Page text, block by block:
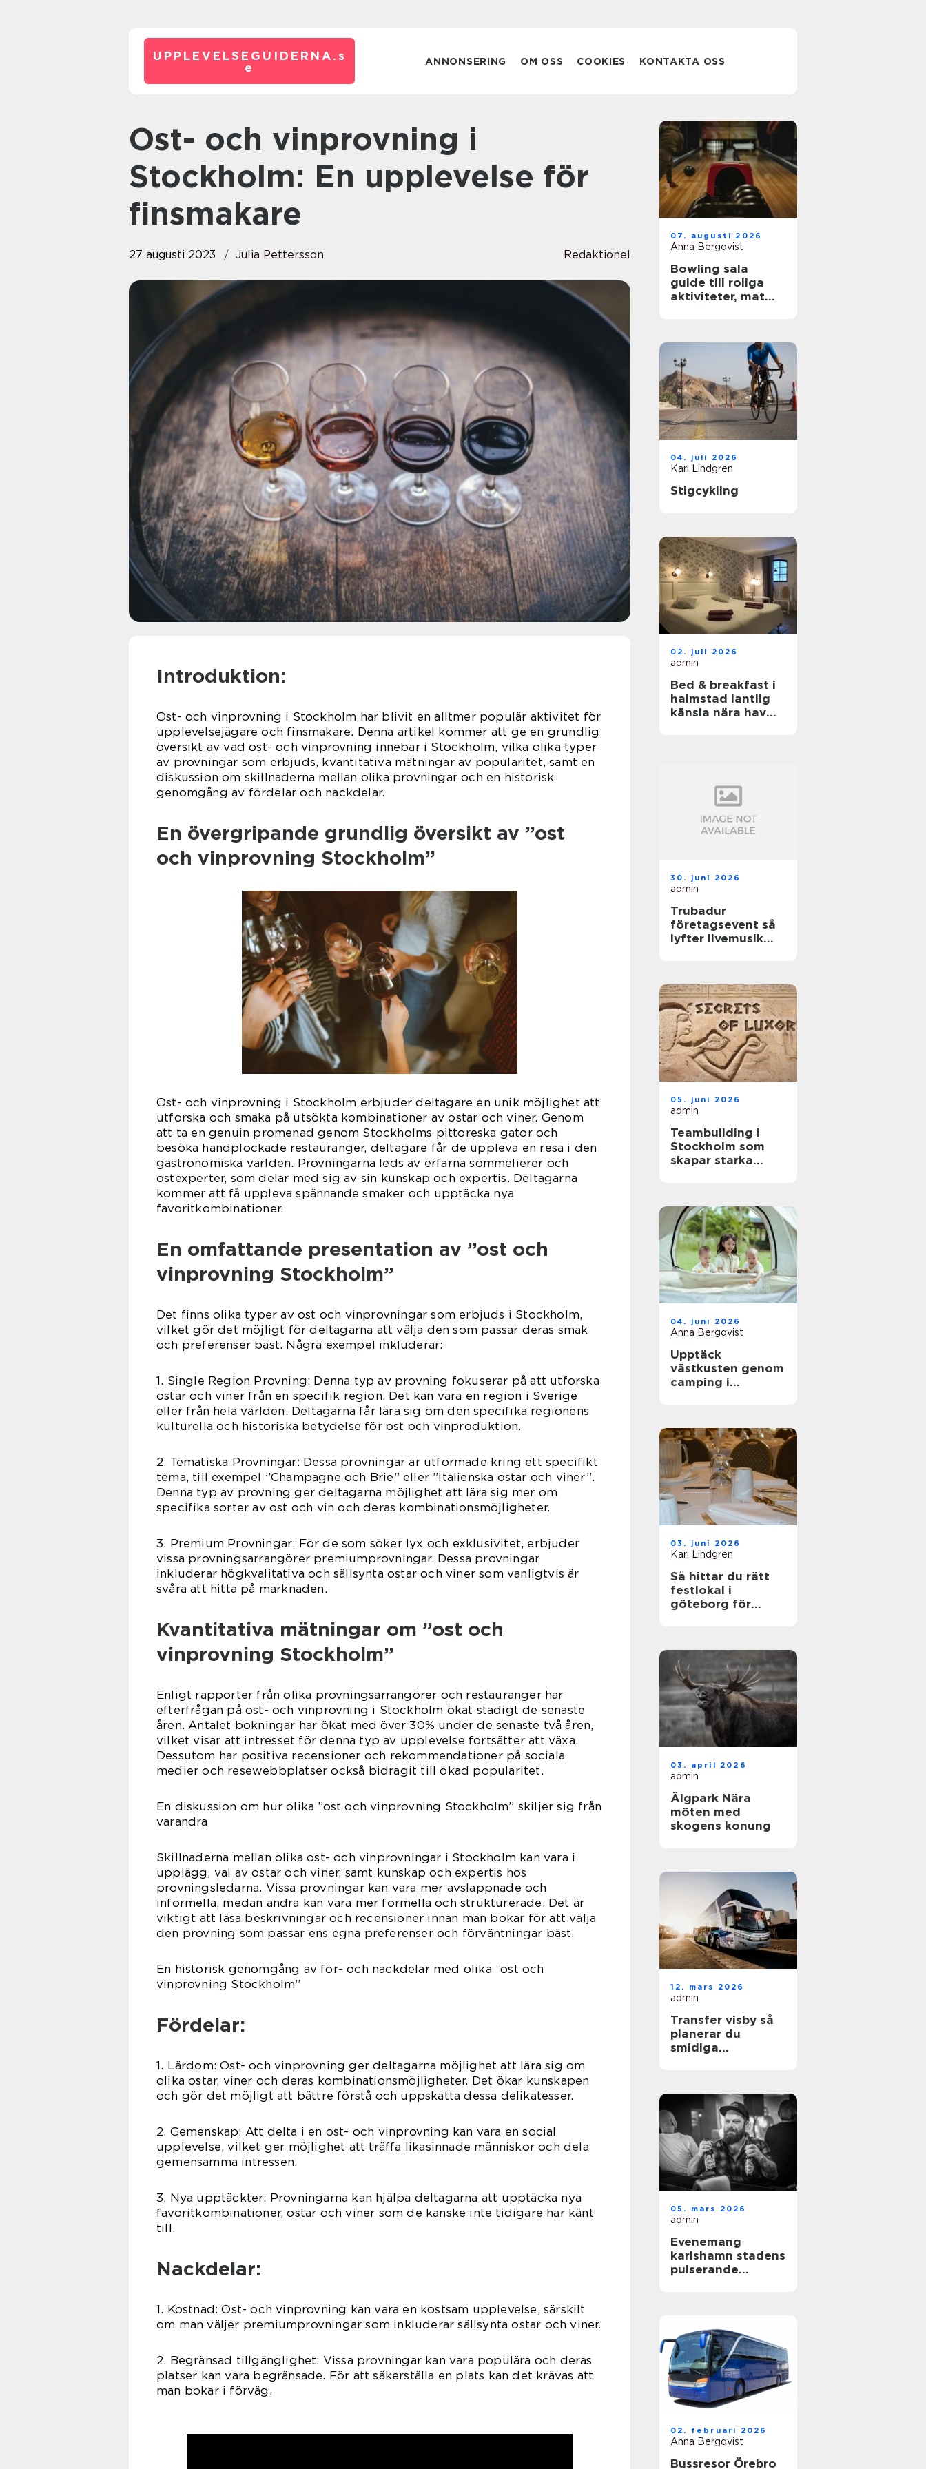
UPPLEVELSEGUIDERNA. s
e
ANNONSERING OM OSS COOKIES KONTAKTA OSS
Ost- och vinprovning i
Stockholm: En upplevelse för
finsmakare
27 augusti 2023 Julia Pettersson Redaktionel
Introduktion:
Ost- och vinprovning i Stockholm har blivit en alltmer populär aktivitet för
upplevelsejägare och finsmakare. Denna artikel kommer att ge en grundlig
översikt av vad ost- och vinprovning innebär i Stockholm, vilka olika typer
av provningar som erbjuds, kvantitativa mätningar av popularitet, samt en
diskussion om skillnaderna mellan olika provningar och en historisk
genomgång av fördelar och nackdelar.
En övergripande grundlig översikt av ”ost
och vinprovning Stockholm”
Ost- och vinprovning i Stockholm erbjuder deltagare en unik möjlighet att
utforska och smaka på utsökta kombinationer av ostar och viner. Genom
att ta en genuin promenad genom Stockholms pittoreska gator och
besöka handplockade restauranger, deltagare får de uppleva en resa i den
gastronomiska världen. Provningarna leds av erfarna sommelierer och
ostexperter, som delar med sig av sin kunskap och expertis. Deltagarna
kommer att få uppleva spännande smaker och upptäcka nya
favoritkombinationer.
En omfattande presentation av ”ost och
vinprovning Stockholm”
Det finns olika typer av ost och vinprovningar som erbjuds i Stockholm,
vilket gör det möjligt för deltagarna att välja den som passar deras smak
och preferenser bäst. Några exempel inkluderar:
1. Single Region Provning: Denna typ av provning fokuserar på att utforska
ostar och viner från en specifik region. Det kan vara en region i Sverige
eller från hela världen. Deltagarna får lära sig om den specifika regionens
kulturella och historiska betydelse för ost och vinproduktion.
2. Tematiska Provningar: Dessa provningar är utformade kring ett specifikt
tema, till exempel ”Champagne och Brie” eller ”Italienska ostar och viner”.
Denna typ av provning ger deltagarna möjlighet att lära sig mer om
specifika sorter av ost och vin och deras kombinationsmöjligheter.
3. Premium Provningar: För de som söker lyx och exklusivitet, erbjuder
vissa provningsarrangörer premiumprovningar. Dessa provningar
inkluderar högkvalitativa och sällsynta ostar och viner som vanligtvis är
svåra att hitta på marknaden.
Kvantitativa mätningar om ”ost och
vinprovning Stockholm”
Enligt rapporter från olika provningsarrangörer och restauranger har
efterfrågan på ost- och vinprovning i Stockholm ökat stadigt de senaste
åren. Antalet bokningar har ökat med över 30% under de senaste två åren,
vilket visar att intresset för denna typ av upplevelse fortsätter att växa.
Dessutom har positiva recensioner och rekommendationer på sociala
medier och resewebbplatser också bidragit till ökad popularitet.
En diskussion om hur olika ”ost och vinprovning Stockholm” skiljer sig från
varandra
Skillnaderna mellan olika ost- och vinprovningar i Stockholm kan vara i
upplägg, val av ostar och viner, samt kunskap och expertis hos
provningsledarna. Vissa provningar kan vara mer avslappnade och
informella, medan andra kan vara mer formella och strukturerade. Det är
viktigt att läsa beskrivningar och recensioner innan man bokar för att välja
den provning som passar ens egna preferenser och förväntningar bäst.
En historisk genomgång av för- och nackdelar med olika ”ost och
vinprovning Stockholm”
Fördelar:
1. Lärdom: Ost- och vinprovning ger deltagarna möjlighet att lära sig om
olika ostar, viner och deras kombinationsmöjligheter. Det ökar kunskapen
och gör det möjligt att bättre förstå och uppskatta dessa delikatesser.
2. Gemenskap: Att delta i en ost- och vinprovning kan vara en social
upplevelse, vilket ger möjlighet att träffa likasinnade människor och dela
gemensamma intressen.
3. Nya upptäckter: Provningarna kan hjälpa deltagarna att upptäcka nya
favoritkombinationer, ostar och viner som de kanske inte tidigare har känt
till.
Nackdelar:
1. Kostnad: Ost- och vinprovning kan vara en kostsam upplevelse, särskilt
om man väljer premiumprovningar som inkluderar sällsynta ostar och viner.
2. Begränsad tillgänglighet: Vissa provningar kan vara populära och deras
platser kan vara begränsade. För att säkerställa en plats kan det krävas att
man bokar i förväg.
07. augusti 2026
Anna Bergqvist
Bowling sala
guide till roliga
aktiviteter, mat
04. juli 2026
Karl Lindgren
Stigcykling
02. juli 2026
admin
Bed & breakfast i
halmstad lantlig
känsla nära hav
30. juni 2026
admin
Trubadur
företagsevent så
lyfter livemusik
05. juni 2026
admin
Teambuilding i
Stockholm som
skapar starka
04. juni 2026
Anna Bergqvist
Upptäck
västkusten genom
camping i
03. juni 2026
Karl Lindgren
Så hittar du rätt
festlokal i
göteborg för
03. april 2026
admin
Älgpark Nära
möten med
skogens konung
12. mars 2026
admin
Transfer visby så
planerar du
smidiga
05. mars 2026
admin
Evenemang
karlshamn stadens
pulserande
02. februari 2026
Anna Bergqvist
Bussresor Örebro